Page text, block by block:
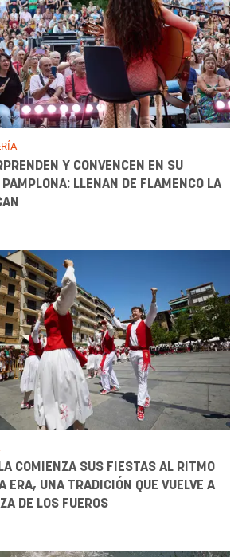
Y CONVENCEN EN SU
LLENAN DE FLAMENCO LA
COMIENZA SUS FIESTAS AL RITMO
ERA, UNA TRADICIÓN QUE VUELVE A
DE LOS FUEROS